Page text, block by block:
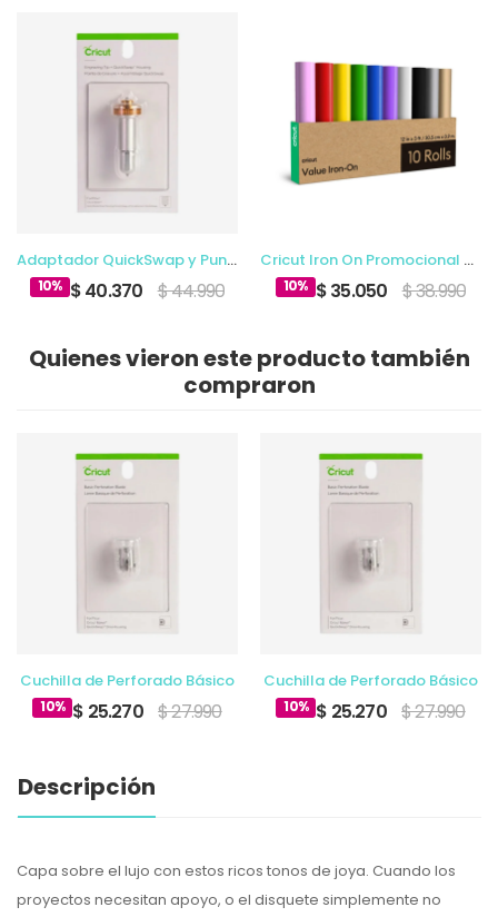
Adaptador QuickSwap y Punta de Grabado
10% $ 40.370 $ 44.990
Cricut Iron On Promocional Multicolor 12 x 3 Ft (10)
10% $ 35.050 $ 38.990
Quienes vieron este producto también
compraron
Cuchilla de Perforado Básico
10% $ 25.270 $ 27.990
Cuchilla de Perforado Básico
10% $ 25.270 $ 27.990
Descripción
Capa sobre el lujo con estos ricos tonos de joya. Cuando los
proyectos necesitan apoyo, o el disquete simplemente no